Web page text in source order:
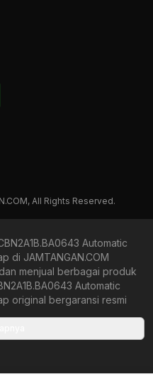
All Rights Reserved.
Automatic
di JAMTANGAN.COM
menjual berbagai produk
Automatic
original bergaransi resmi
produk-produk yang
terjangkau dari toko online